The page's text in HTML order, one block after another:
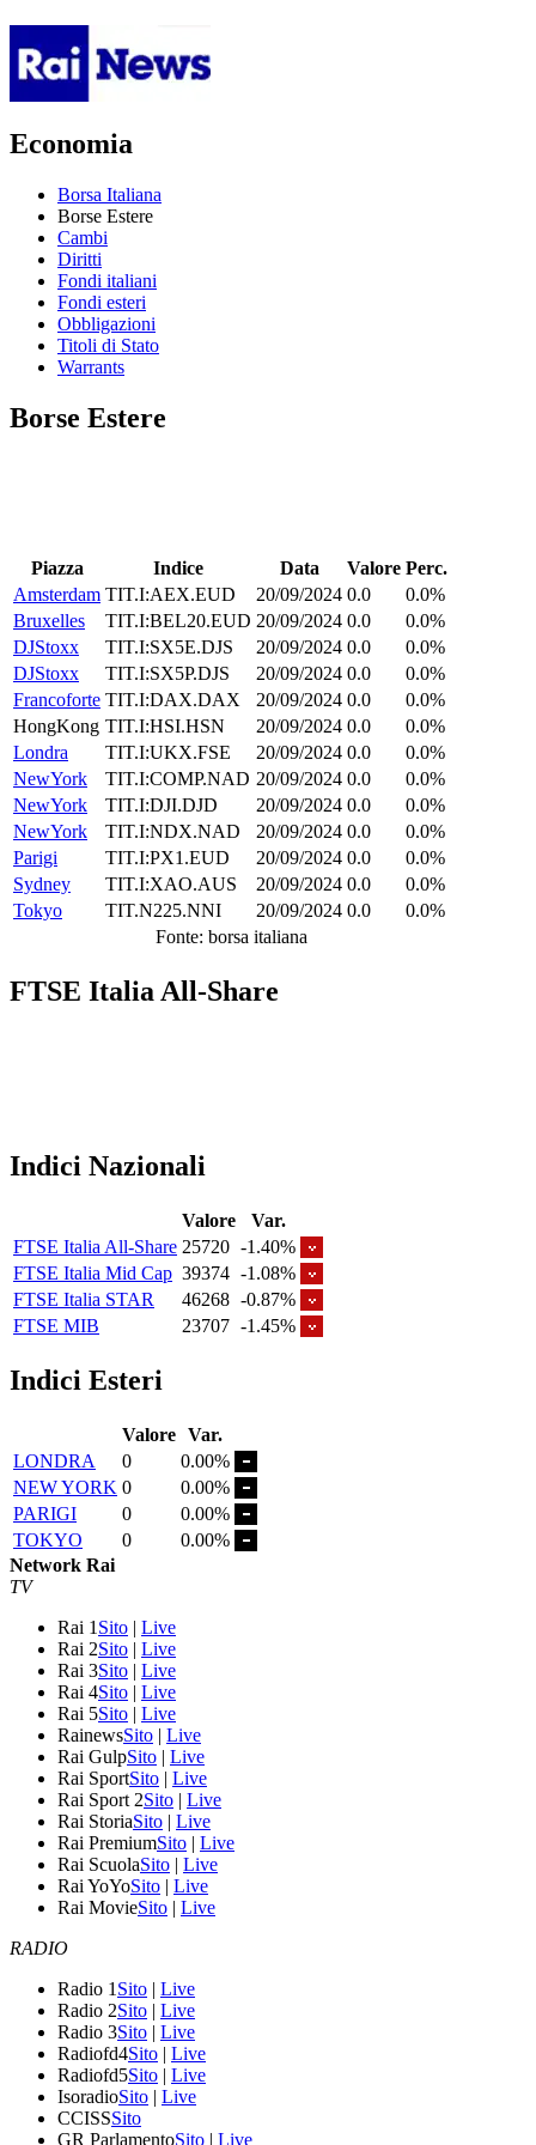
Economia
Borsa Italiana
Borse Estere
Cambi
Diritti
Fondi italiani
Fondi esteri
Obbligazioni
Titoli di Stato
Warrants
Borse Estere
Piazza Indice Data Valore Perc.
Amsterdam TIT.I:AEX.EUD 20/09/2024 0.0
0.0%
Bruxelles
TIT.I:BEL20.EUD 20/09/2024 0.0
0.0%
DJStoxx
TIT.I:SX5E.DJS 20/09/2024 0.0
0.0%
DJStoxx
TIT.I:SX5P.DJS 20/09/2024 0.0
0.0%
Francoforte TIT.I:DAX.DAX 20/09/2024 0.0
0.0%
HongKong TIT.I:HSI.HSN 20/09/2024 0.0
0.0%
Londra
TIT.I:UKX.FSE 20/09/2024 0.0
0.0%
NewYork
TIT.I:COMP.NAD 20/09/2024 0.0
0.0%
NewYork
TIT.I:DJI.DJD 20/09/2024 0.0
0.0%
NewYork
TIT.I:NDX.NAD 20/09/2024 0.0
0.0%
Parigi
TIT.I:PX1.EUD 20/09/2024 0.0
0.0%
Sydney
TIT.I:XAO.AUS 20/09/2024 0.0
0.0%
Tokyo
TIT.N225.NNI 20/09/2024 0.0
0.0%
Fonte: borsa italiana
FTSE Italia All-Share
Indici Nazionali
Valore
Var.
FTSE Italia All-Share 25720 -1.40%
FTSE Italia Mid Cap 39374 -1.08%
FTSE Italia STAR
46268 -0.87%
FTSE MIB
23707 -1.45%
Indici Esteri
Valore Var.
LONDRA
0
0.00%
NEW YORK 0
0.00%
PARIGI
0
0.00%
TOKYO
0
0.00%
Network Rai
TV
Rai 1 Sito | Live
Rai 2Sito | Live
Rai 3Sito | Live
Rai 4Sito | Live
Rai 5Sito | Live
RainewsSito | Live
Rai GulpSito | Live
Rai SportSito | Live
Rai Sport 2Sito | Live
Rai StoriaSito | Live
Rai PremiumSito | Live
Rai ScuolaSito | Live
Rai YoYoSito | Live
Rai MovieSito | Live
RADIO
Radio 1 Sito | Live
Radio 2Sito | Live
Radio 3Sito | Live
Radiofd4Sito | Live
Radiofd5Sito | Live
IsoradioSito | Live
CCISSSito
GR ParlamentoSito | Live